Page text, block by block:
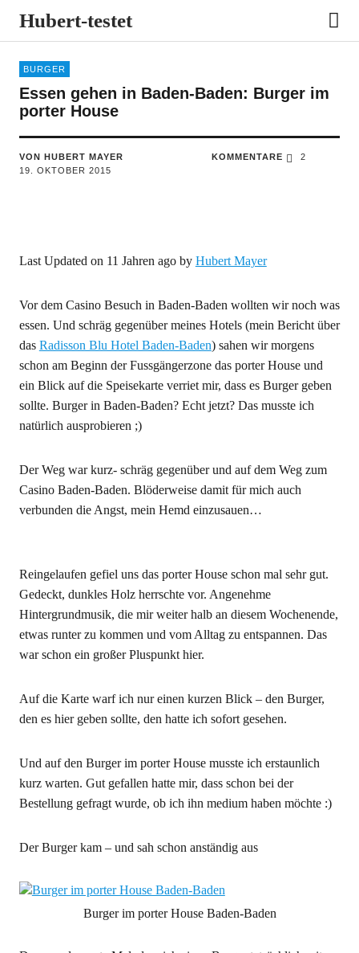
Hubert-testet
BURGER
Essen gehen in Baden-Baden: Burger im
porter House
VON HUBERT MAYER
19. OKTOBER 2015
KOMMENTARE 2
Last Updated on 11 Jahren ago by Hubert Mayer
Vor dem Casino Besuch in Baden-Baden wollten wir noch was
essen. Und schräg gegenüber meines Hotels (mein Bericht über
das Radisson Blu Hotel Baden-Baden) sahen wir morgens
schon am Beginn der Fussgängerzone das porter House und
ein Blick auf die Speisekarte verriet mir, dass es Burger geben
sollte. Burger in Baden-Baden? Echt jetzt? Das musste ich
natürlich ausprobieren ;)
Der Weg war kurz- schräg gegenüber und auf dem Weg zum
Casino Baden-Baden. Blöderweise damit für mich auch
verbunden die Angst, mein Hemd einzusauen…
Reingelaufen gefiel uns das porter House schon mal sehr gut.
Gedeckt, dunkles Holz herrschte vor. Angenehme
Hintergrundmusik, die mir weiter halb an diesem Wochenende,
etwas runter zu kommen und vom Alltag zu entspannen. Das
war schon ein großer Pluspunkt hier.
Auf die Karte warf ich nur einen kurzen Blick – den Burger,
den es hier geben sollte, den hatte ich sofort gesehen.
Und auf den Burger im porter House musste ich erstaunlich
kurz warten. Gut gefallen hatte mir, dass schon bei der
Bestellung gefragt wurde, ob ich ihn medium haben möchte :)
Der Burger kam – und sah schon anständig aus
Burger im porter House Baden-Baden